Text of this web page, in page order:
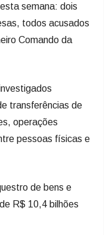
semana: dois
todos acusados
Comando da
transferências de
operações
pessoas físicas e
de bens e
R$ 10,4 bilhões